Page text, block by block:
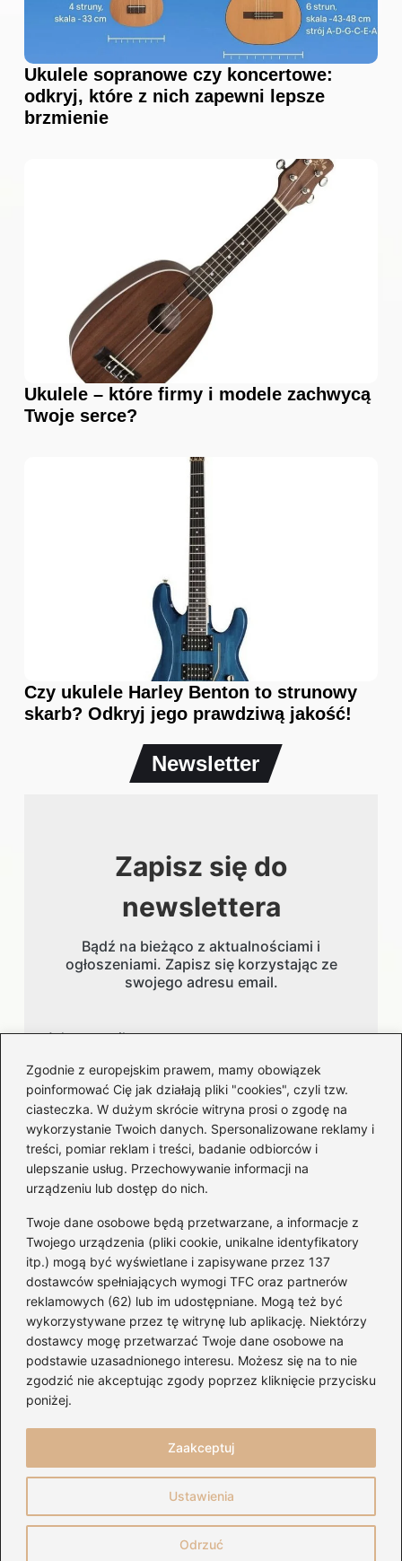
Zgodnie z europejskim prawem, mamy obowiązek
poinformować Cię jak działają pliki "cookies", czyli tzw.
ciasteczka. W dużym skrócie witryna prosi o zgodę na
wykorzystanie Twoich danych. Spersonalizowane reklamy i
treści, pomiar reklam i treści, badanie odbiorców i
ulepszanie usług. Przechowywanie informacji na
urządzeniu lub dostęp do nich.
Twoje dane osobowe będą przetwarzane, a informacje z
Twojego urządzenia (pliki cookie, unikalne identyfikatory
itp.) mogą być wyświetlane i zapisywane przez 137
dostawców spełniających wymogi TFC oraz partnerów
reklamowych (62) lub im udostępniane. Mogą też być
wykorzystywane przez tę witrynę lub aplikację. Niektórzy
dostawcy mogę przetwarzać Twoje dane osobowe na
podstawie uzasadnionego interesu. Możesz się na to nie
zgodzić nie akceptując zgody poprzez kliknięcie przycisku
poniżej.
Ustawienia
Odrzuć
Zaakceptuj
Ukulele sopranowe czy koncertowe:
odkryj, które z nich zapewni lepsze
brzmienie
Ukulele – które firmy i modele zachwycą
Twoje serce?
Czy ukulele Harley Benton to strunowy
skarb? Odkryj jego prawdziwą jakość!
Newsletter
Zapisz się do
newslettera
Bądź na bieżąco z aktualnościami i
ogłoszeniami. Zapisz się korzystając ze
swojego adresu email.
Adres email
Kategorie
Artyści (20)
Gitary(155)
Koncerty (144)
Muzyka(155)
Nuty(31)
Serwisy(109)
Sprzęt audio(41)
Copyright © 2026 pianoduo.pl
Polityka prywatności
Kontakt